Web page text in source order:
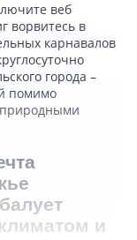
веб
ворвитесь в
карнавалов
города –
помимо
природными
и